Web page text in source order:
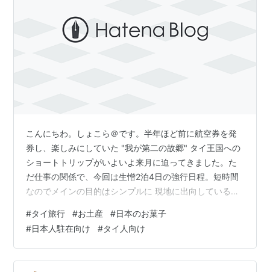
こんにちわ。しょこら＠です。半年ほど前に航空券を発
券し、楽しみにしていた "我が第二の故郷" タイ王国への
ショートトリップがいよいよ来月に迫ってきました。た
だ仕事の関係で、今回は生憎2泊4日の強行日程。短時間
なのでメインの目的はシンプルに 現地に出向している前
で、私の駐在時一緒に働いていたタイ人の同僚と食事を
しながら 近況を語らい合うこと、です。そしてサブ目的
として現地飯を堪能したり大好きなフットマッサージを
してもらったり（もちろん普通の足のほうですよ←）あ
#タイ旅行 #お土産 #日本のお菓子
#日本人駐在向け #タイ人向け